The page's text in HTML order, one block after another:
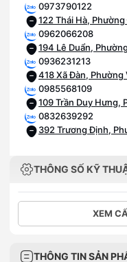
0973790122
122 Thái Hà,
0962066208
194 Lê Duẩn,
0936231213
418 Xã Đàn, Phường
0985568109
109 Trần Duy Hưng,
0832639292
392 Trương Định,
THÔNG SỐ KỸ
XEM
THÔNG TIN SẢN